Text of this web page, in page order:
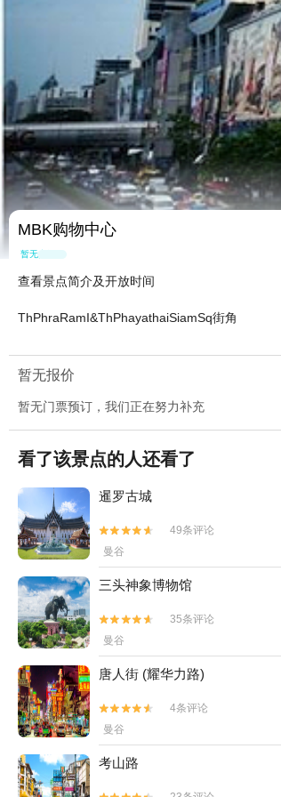
MBK购物中心
暂无点评
查看景点简介及开放时间
ThPhraRamI&ThPhayathaiSiamSq街角
暂无报价
暂无门票预订，我们正在努力补充
看了该景点的人还看了
暹罗古城


49条评论
曼谷
三头神象博物馆


35条评论
曼谷
唐人街 (耀华力路)


4条评论
曼谷
考山路